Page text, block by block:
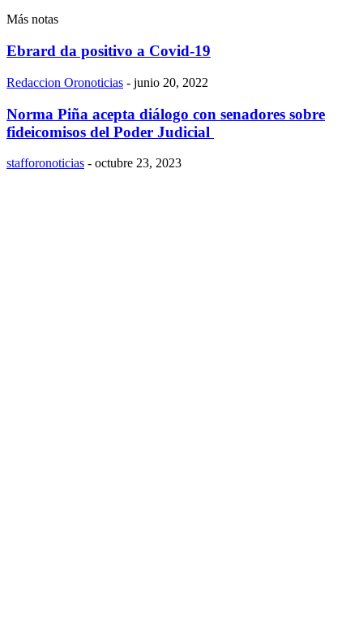
Más notas
Ebrard da positivo a Covid-19
Redaccion Oronoticias - junio 20, 2022
Norma Piña acepta diálogo con senadores sobre
fideicomisos del Poder Judicial
stafforonoticias - octubre 23, 2023